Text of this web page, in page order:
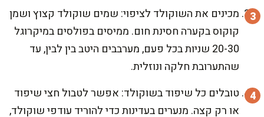
מכינים את השוקולד לציפוי: שמים שוקולד קצוץ ושמן
קוקוס בקערה חסינת חום. ממיסים בפולסים במיקרוגל
20-30 שניות בכל פעם, מערבבים היטב בין לבין, עד
שהתערובת חלקה ונוזלית.
טובלים כל שיפוד בשוקולד: אפשר לטבול חצי שיפוד
או רק קצה. מנערים בעדינות כדי להוריד עודפי שוקולד,